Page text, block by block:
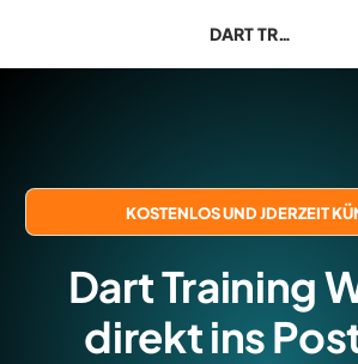
DART TRAINING WISSEN
KOSTENLOS UND JDERZEIT
Dart Training
direkt ins